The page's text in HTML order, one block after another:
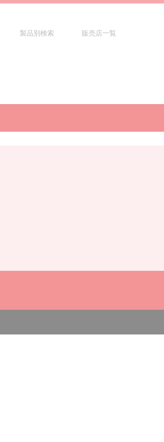
製品別検索 販売店一覧